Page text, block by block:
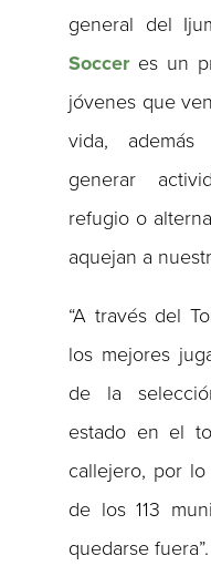
general del
Socceres un
jóvenes que
vida,
generar
refugio o
aquejan a
“A través del
los mejores
de la
estado en el
callejero, por
de los 113
quedarse fuera”.